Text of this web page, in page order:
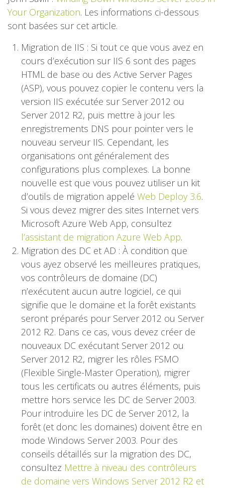
Your Organization. Les informations ci-dessous
sont basées sur cet article.
Migration de IIS : Si tout ce que vous avez en
cours d’exécution sur IIS 6 sont des pages
HTML de base ou des Active Server Pages
(ASP), vous pouvez copier le contenu vers la
version IIS exécutée sur Server 2012 ou
Server 2012 R2, puis mettre à jour les
enregistrements DNS pour pointer vers le
nouveau serveur IIS. Cependant, les
organisations ont généralement des
configurations plus complexes. La bonne
nouvelle est que vous pouvez utiliser un kit
d’outils de migration appelé Web Deploy 3.6.
Si vous devez migrer des sites Internet vers
Microsoft Azure Web App, consultez
l’assistant de migration Azure Web App.
Migration des DC et AD : À condition que
vous ayez observé les meilleures pratiques,
vos contrôleurs de domaine (DC)
n’exécutent aucun autre logiciel, ce qui
signifie que le domaine et la forêt existants
seront préparés pour Server 2012 ou Server
2012 R2. Dans ce cas, vous devez créer de
nouveaux DC exécutant Server 2012 ou
Server 2012 R2, migrer les rôles FSMO
(Flexible Single-Master Operation), migrer
tous les certificats ou autres éléments, puis
mettre hors service les DC de Server 2003.
Pour introduire les DC de Server 2012, la
forêt (et donc les domaines) doivent être en
mode Windows Server 2003. Pour des
conseils détaillés sur la migration des DC,
consultez Mettre à niveau des contrôleurs
de domaine vers Windows Server 2012 R2 et